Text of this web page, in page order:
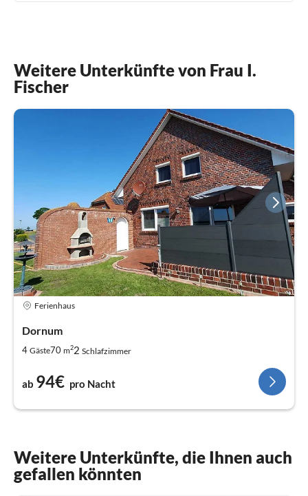
Weitere Unterkünfte von Frau I.
Fischer
Ferienhaus
Dornum
4 Gäste70 m22 Schlafzimmer
ab 94€ pro Nacht
Weitere Unterkünfte, die Ihnen auch
gefallen könnten